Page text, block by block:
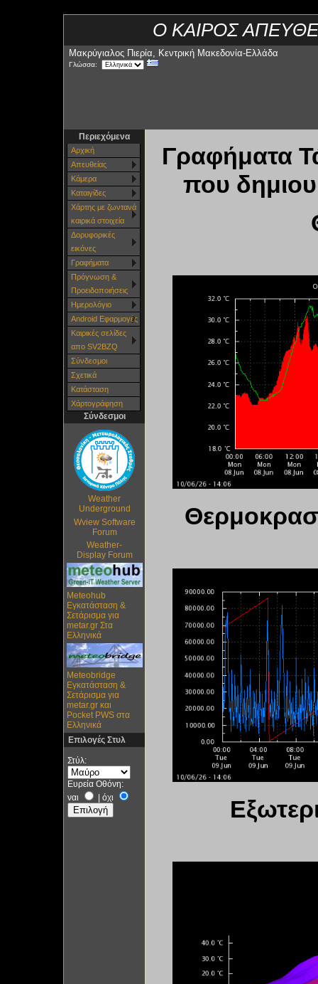
Ο ΚΑΙΡΟΣ
Μακρύγιαλος Πιερία, Κεντρική Μακεδονία-Ελλάδα
Γλώσσα:
Περιεχόμενα
Αρχική
Απευθείας
Κάμερα
Καταιγίδες
Χάρτης με ζωντανά
καιρικά στοιχεία
Δορυφορικές
εικόνες
Γραφήματα
Πρόγνωση &
Προειδοποιήσεις
Ημερολόγιο
Android Εφαρμογές
Καιρικές σελίδες
απο SV2BZQ
Σύνδεσμοι
Σχετικά
Κατάσταση
Χάρτoγράφηση
Σύνδεσμοι
Weather
Underground
Wview Software
Forum
Weather-
Display Forum
Meteohub
Εγκατάσταση &
Σετάρισμα για
metar.gr Στα
Ελληνικά
Meteobridge
Εγκατάσταση &
Σετάρισμα για
metar.gr και
Pocket PWS στα
Ελληνικά
Επιλογές Στυλ
Στύλ:
Ευρεία Οθόνη:
ναι
όχι
Γραφήματα
που